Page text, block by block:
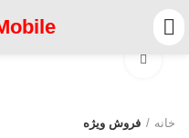
خانه فروش ویژه